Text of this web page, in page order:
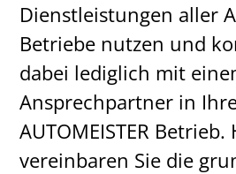
Dienstleistungen aller
Betriebe nutzen und
dabei lediglich mit
Ansprechpartner in
AUTOMEISTER Betrieb.
vereinbaren Sie die